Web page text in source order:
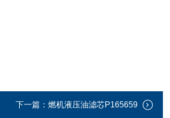
下一篇： 燃机液压油滤芯P165659